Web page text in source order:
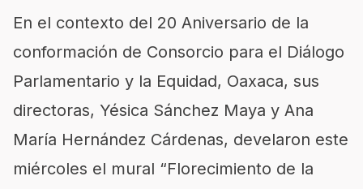
En el contexto del 20 Aniversario de la
conformación de Consorcio para el Diálogo
Parlamentario y la Equidad, Oaxaca, sus
directoras, Yésica Sánchez Maya y Ana
María Hernández Cárdenas, develaron este
miércoles el mural “Florecimiento de la